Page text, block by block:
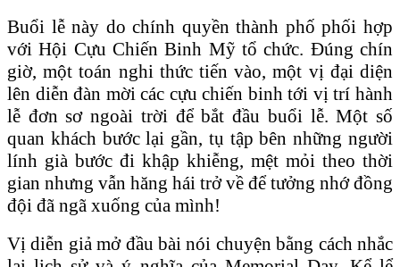
Buổi lễ này do chính quyền thành phố phối hợp
với Hội Cựu Chiến Binh Mỹ tổ chức. Đúng chín
giờ, một toán nghi thức tiến vào, một vị đại diện
lên diễn đàn mời các cựu chiến binh tới vị trí hành
lễ đơn sơ ngoài trời để bắt đầu buổi lễ. Một số
quan khách bước lại gần, tụ tập bên những người
lính già bước đi khập khiễng, mệt mỏi theo thời
gian nhưng vẫn hăng hái trở về để tưởng nhớ đồng
đội đã ngã xuống của mình!
Vị diễn giả mở đầu bài nói chuyện bằng cách nhắc